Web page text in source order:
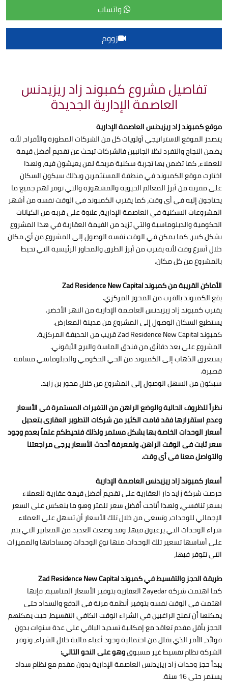
واتساب
زووم
تفاصيل مشروع كمبوند زاد ريزيدنس
العاصمة الإدارية الجديدة
موقع كمبوند زاد ريزيدنس العاصمة الإدارية
يتصدر الموقع الاستراتيجي أولويات كل من الشركات المطورة والأفراد، لأنه
يضمن النجاح والتفرد لكلا الجانبين فالشركات تبحث عن تقديم أفضل قيمة
للعملاء، كما تضمن بها تجربة سكنية مريحة لمن يعيشون فيه، ولهذا
اختارت موقع الكمبوند في منطقة المستثمرين وبذلك سيكون السكان
على مقربة من أبرز المعالم الحيوية والمشهورة والتي توفر لهم جميع ما
يحتاجون إليه في أي وقت، كما يقترب الكمبوند في الوقت نفسه من أشهر
المشروعات السكنية في العاصمة الإدارية، علاوة على قربه من الكيانات
الحكومية والدبلوماسية والتي تزيد من القيمة العقارية في هذا المشروع
بشكل كبير، كما يمكن في الوقت نفسه الوصول إلى المشروع من أي مكان
خلال أسرع وقت لأنه يقترب من أبرز الطرق والمحاور الرئيسية التي تحيط
بالمشروع من كل مكان.
الأماكن القريبة من كمبوند Zad Residence New Capital
يقع الكمبوند بالقرب من المحور المركزي.
يقترب كمبوند زاد ريزيدنس العاصمة الإدارية من النهر الأخضر.
يستطيع السكان الوصول إلى المشروع من مدينة المعارض.
كمبوند Zad Residence New Capital قريب من الحديقة المركزية.
المشروع على بعد دقائق من فندق الماسة والبرج الأيقوني.
يستغرق الذهاب إلى الكمبوند من الحي الحكومي والدبلوماسي مسافة
قصيرة.
سيكون من السهل الوصول إلى المشروع من خلال محور بن زايد.
نظراً للظروف الحالية والوضع الراهن من التغيرات المستمرة فى الأسعار
وعدم استقرارها فقد قامت الكثير من شركات التطوير العقارى بتعديل
أسعار الوحدات الخاصة بها بشكل مستمر ولذلك فنحيطكم علماً بعدم وجود
سعر ثابت فى الوقت الراهن. ولمعرفة أحدث الأسعار يرجى مراجعتنا
والتواصل معنا فى أى وقت.
أسعار كمبوند زاد ريزيدنس العاصمة الإدارية
حرصت شركة زايد دار العقارية على تقديم أفضل قيمة عقارية للعملاء
بسعر تنافسي، ولهذا أتاحت أفضل سعر للمتر وهو ما ينعكس على السعر
الإجمالي للوحدات، وتسعى من خلال تلك الأسعار أن تسهل على العملاء
شراء الوحدات التي يرغبون فيها، وقد وضعت العديد من المعايير التي يتم
على أساسها تسعير تلك الوحدات منها نوع الوحدات ومساحاتها والمميزات
التي تتوفر فيها،
طريقة الحجز والتقسيط في كمبوند Zad Residence New Capital
كما اهتمت شركة Zayedar العقارية بتوفير الأسعار المناسبة، فإنها
اهتمت في الوقت نفسه بتوفير أنظمة مرنة في الدفع والسداد حتى
يمكنها أن تمنح الراغبين في الشراء الوقت الكافي التقسيط، حيث يمكنهم
الحجز بأقل مقدم تعاقد مع إمكانية تسديد الباقي على عدة سنوات بدون
فوائد، الأمر الذي يقلل من احتمالية وجود أعباء مالية خلال الشراء، وتوفر
الشركة نظام تقسيط غير مسبوقوهو على النحو التالي:
يبدأ حجز وحدات زاد ريزيدنس العاصمة الإدارية بدون مقدم مع نظام سداد
يستمر حتى 16 سنة.